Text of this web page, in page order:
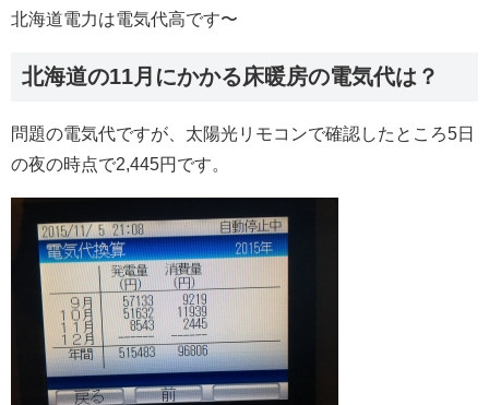
北海道電力は電気代高です〜
北海道の11月にかかる床暖房の電気代は？
問題の電気代ですが、太陽光リモコンで確認したところ5日
の夜の時点で2,445円です。